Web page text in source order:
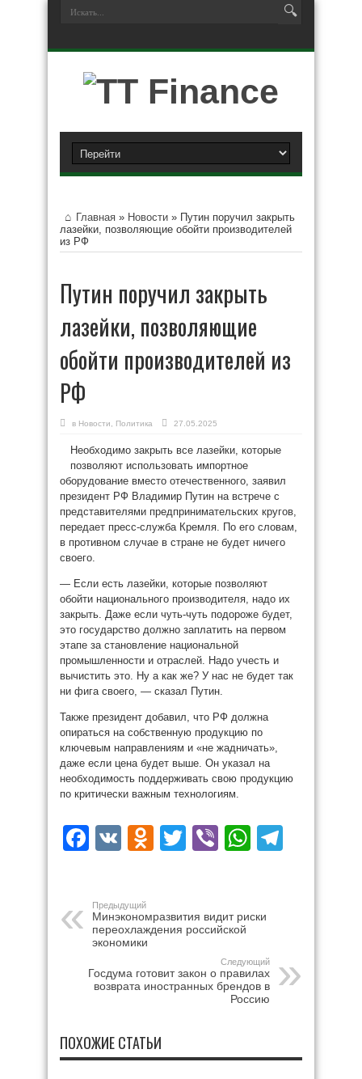
Главная » Новости » Путин поручил закрыть
лазейки, позволяющие обойти производителей
из РФ
Путин поручил закрыть
лазейки, позволяющие
обойти производителей из
РФ
в Новости Политика 27.05.2025
Необходимо закрыть все лазейки, которые
позволяют использовать импортное
оборудование вместо отечественного, заявил
президент РФ Владимир Путин на встрече с
представителями предпринимательских кругов,
передает пресс-служба Кремля. По его словам,
в противном случае в стране не будет ничего
своего.
— Если есть лазейки, которые позволяют
обойти национального производителя, надо их
закрыть. Даже если чуть-чуть подороже будет,
это государство должно заплатить на первом
этапе за становление национальной
промышленности и отраслей. Надо учесть и
вычистить это. Ну а как же? У нас не будет так
ни фига своего, — сказал Путин.
Также президент добавил, что РФ должна
опираться на собственную продукцию по
ключевым направлениям и «не жадничать»,
даже если цена будет выше. Он указал на
необходимость поддерживать свою продукцию
по критически важным технологиям.
Facebook
VK Odnoklassniki
Twitter
Viber
Предыдущий
Минэкономразвития видит риски
переохлаждения российской
экономики
Следующий
Госдума готовит закон о правилах
возврата иностранных брендов в
Россию
ПОХОЖИЕ СТАТЬИ